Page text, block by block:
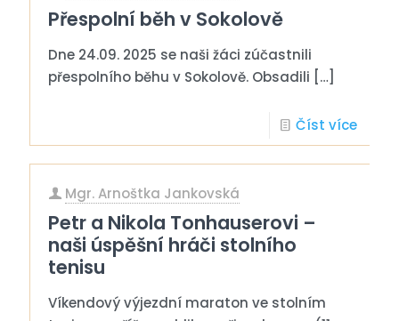
Přespolní běh v Sokolově
Dne 24.09. 2025 se naši žáci zúčastnili
přespolního běhu v Sokolově. Obsadili […]
Číst více
Mgr. Arnoštka Jankovská
Petr a Nikola Tonhauserovi –
naši úspěšní hráči stolního
tenisu
Víkendový výjezdní maraton ve stolním